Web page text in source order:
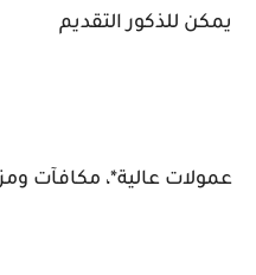
يمكن للذكور التقديم
عمولات عالية*، مكافآت